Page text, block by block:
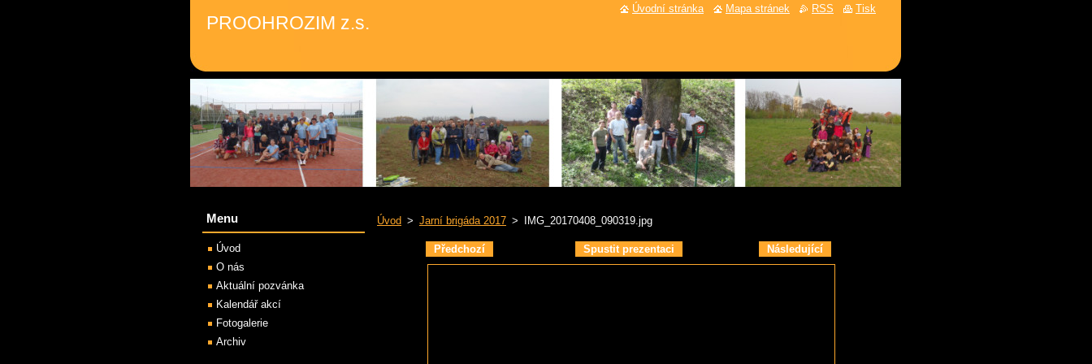
PROOHROZIM z.s.
Úvod > Jarní brigáda 2017 > IMG_20170408_090319.jpg
Předchozí Spustit prezentaci Následující
Menu
Úvod
O nás
Aktuální pozvánka
Kalendář akcí
Fotogalerie
Archiv
Úvodní stránka Mapa stránek RSS Tisk